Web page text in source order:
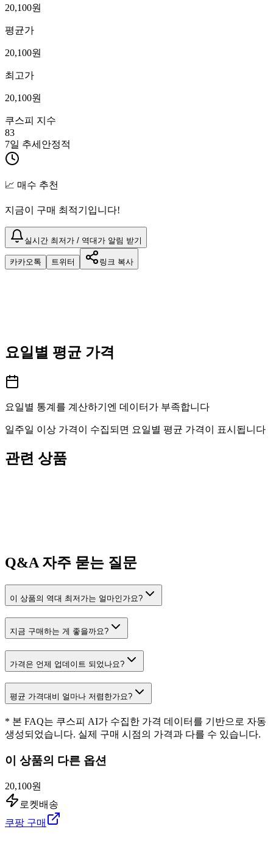
20,100원
평균가
20,100원
최고가
20,100원
쿠스피 지수
83
7일 추세 안정적
📈 매수 추천
지금이 구매 최적기입니다!
실시간 최저가 / 역대가 알림 받기
카카오톡 트위터 링크 복사
요일별 평균 가격
요일별 통계를 계산하기엔 데이터가 부족합니다
일주일 이상 가격이 수집되면 요일별 평균 가격이 표시됩니다
관련 상품
Q&A자주 묻는 질문
이 상품의 역대 최저가는 얼마인가요?
지금 구매하는 게 좋을까요?
가격은 언제 업데이트 되었나요?
평균 가격대비 얼마나 저렴한가요?
* 본 FAQ는 쿠스피 AI가 수집한 가격 데이터를 기반으로 자동
생성되었습니다. 실제 구매 시점의 가격과 다를 수 있습니다.
이 상품의 다른 옵션
20,100원
로켓배송
쿠팡 구매